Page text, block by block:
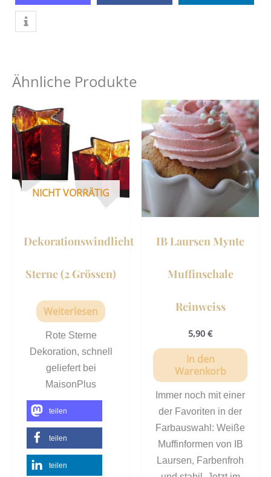
Ähnliche Produkte
NICHT VORRÄTIG
Dekorationswindlicht
Sterne (2 Grössen)
Weiterlesen
Rote Sterne
Dekoration, schnell
geliefert bei
MaisonPlus
teilen
teilen
teilen
IB Laursen Mynte
Muffinschale
Reinweiss
5,90 €
In den
Warenkorb
Immer noch mit einer
der Favoriten in der
Farbauswahl: Weiße
Muffinformen von IB
Laursen, Farbenfroh